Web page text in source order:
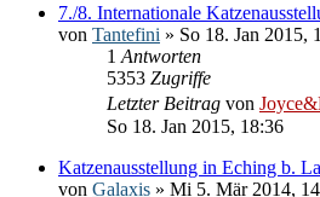
7./8. Internationale
von Tantefini » So 18. Jan 2015,
1 Antworten
5353 Zugriffe
Letzter Beitrag von
So 18. Jan 2015, 18:36
Katzenausstellung in Eching b.
von Galaxis » Mi 5. Mär 2014,